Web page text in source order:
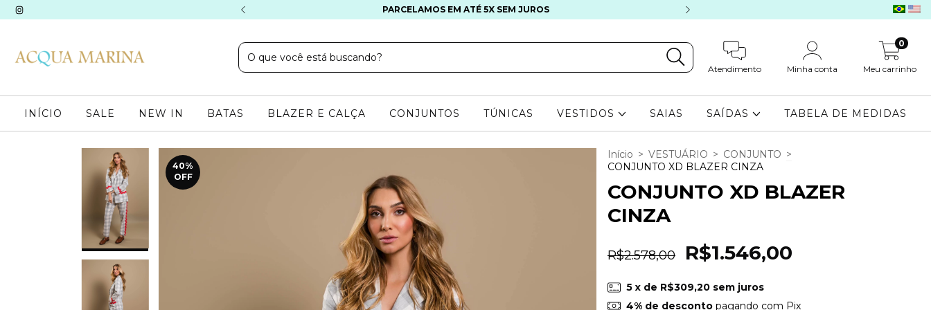
PRIMEIRA COMPRA PARCELAMOS EM ATÉ 5X SEM JUROS 4% OFF
Atendimento Minha conta Meu carrinho
0
INÍCIO SALE NEW IN BATAS BLAZER E CALÇA CONJUNTOS TÚNICAS VESTIDOS SAIAS SAÍDAS TABELA DE MEDIDAS
40%
OFF
Início > VESTUÁRIO > CONJUNTO >
CONJUNTO XD BLAZER CINZA
CONJUNTO XD BLAZER
CINZA
R$2.578,00 R$1.546,00
5 x de R$309,20 sem juros
4% de descontopagando com Pix